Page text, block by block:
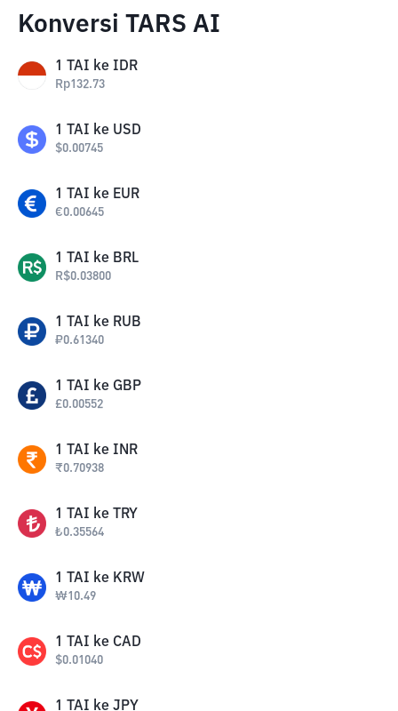
Konversi TARS AI
1 TAI ke IDR
Rp132.73
1 TAI ke USD
$0.00745
1 TAI ke EUR
€0.00645
1 TAI ke BRL
R$0.03800
1 TAI ke RUB
₽0.61340
1 TAI ke GBP
£0.00552
1 TAI ke INR
₹0.70938
1 TAI ke TRY
₺0.35564
1 TAI ke KRW
₩10.49
1 TAI ke CAD
$0.01040
1 TAI ke JPY